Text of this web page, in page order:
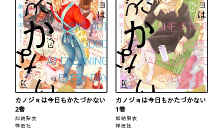
カノジョは今日もかたづかない
2巻
加納梨衣
祥伝社
カノジョは今日もかたづかない
1巻
加納梨衣
祥伝社